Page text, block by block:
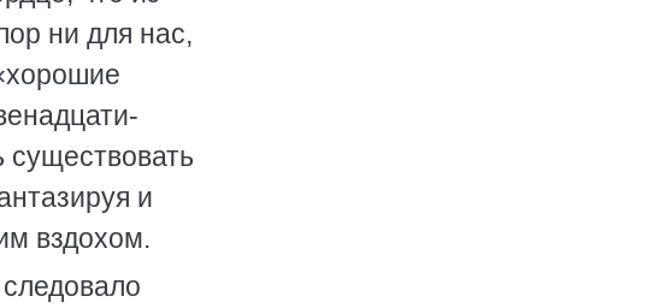
ни для нас,
и
вздохом.